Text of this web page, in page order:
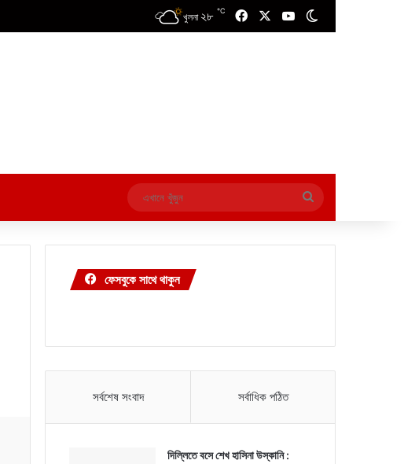
খুলনা ২৮ ℃ FacebookYouTube
এখানে
খুঁজুন
ফেসবুকে সাথে থাকুন
সর্বশেষ সংবাদ সর্বাধিক পঠিত
দিল্লিতে বসে শেখ হাসিনা উস্কানি :